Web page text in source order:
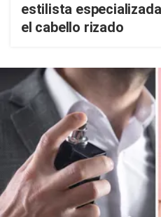
estilista
el cabello rizado